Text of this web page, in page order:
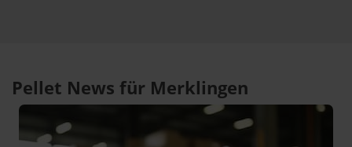
Pellet News für Merklingen